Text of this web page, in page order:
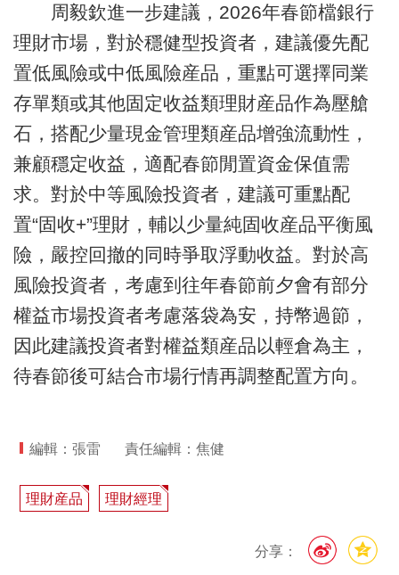
周毅欽進一步建議，2026年春節檔銀行
理財市場，對於穩健型投資者，建議優先配
置低風險或中低風險産品，重點可選擇同業
存單類或其他固定收益類理財産品作為壓艙
石，搭配少量現金管理類産品增強流動性，
兼顧穩定收益，適配春節閒置資金保值需
求。對於中等風險投資者，建議可重點配
置“固收+”理財，輔以少量純固收産品平衡風
險，嚴控回撤的同時爭取浮動收益。對於高
風險投資者，考慮到往年春節前夕會有部分
權益市場投資者考慮落袋為安，持幣過節，
因此建議投資者對權益類産品以輕倉為主，
待春節後可結合市場行情再調整配置方向。
編輯：張雷 責任編輯：焦健
理財産品 理財經理
分享：